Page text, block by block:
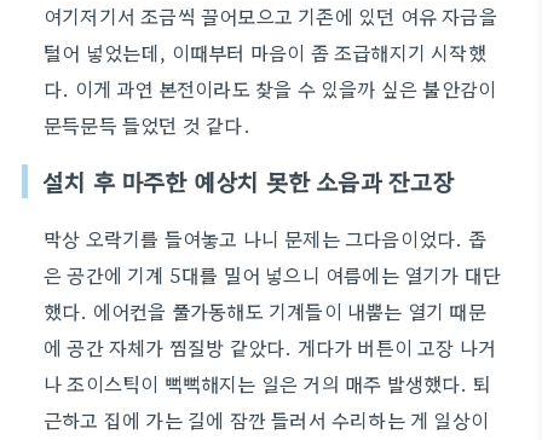
여기저기서 조금씩 끌어모으고 기존에 있던 여유 자금을
털어 넣었는데, 이때부터 마음이 좀 조급해지기 시작했
다. 이게 과연 본전이라도 찾을 수 있을까 싶은 불안감이
문득문득 들었던 것 같다.
설치 후 마주한 예상치 못한 소음과 잔고장
막상 오락기를 들여놓고 나니 문제는 그다음이었다. 좁
은 공간에 기계 5대를 밀어 넣으니 여름에는 열기가 대단
했다. 에어컨을 풀가동해도 기계들이 내뿜는 열기 때문
에 공간 자체가 찜질방 같았다. 게다가 버튼이 고장 나거
나 조이스틱이 뻑뻑해지는 일은 거의 매주 발생했다. 퇴
근하고 집에 가는 길에 잠깐 들러서 수리하는 게 일상이